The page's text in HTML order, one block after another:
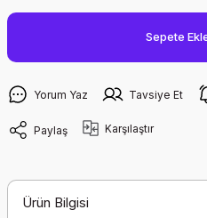
Sepete
Yorum Yaz Tavsiye Et
Paylaş Karşılaştır
Ürün Bilgisi